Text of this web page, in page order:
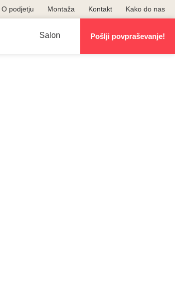
O podjetju Montaža Kontakt Kako do nas
Salon Pošlji povpraševanje!